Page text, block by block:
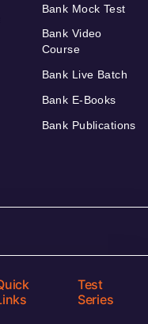
Bank Mock Test
Bank Video
Course
Bank Live Batch
Bank E-Books
Bank Publications
Test
Series